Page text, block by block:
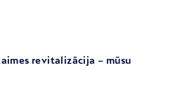
revitalizācija – mūsu